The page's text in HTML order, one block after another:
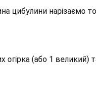
цибулини нарізаємо
огірка (або 1 великий)